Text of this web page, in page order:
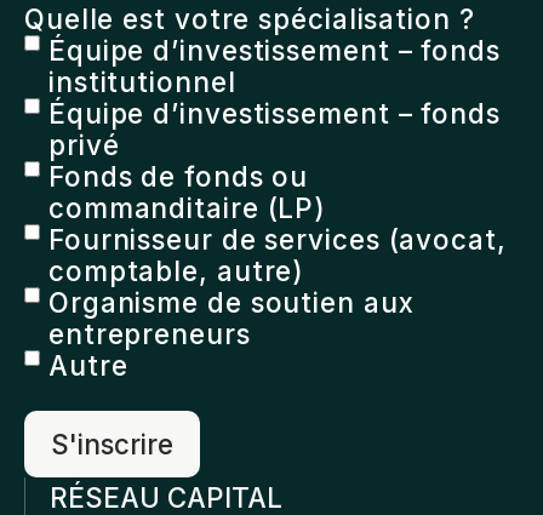
Quelle est votre spécialisation ?
Équipe d’investissement – fonds
institutionnel
Équipe d’investissement – fonds
privé
Fonds de fonds ou
commanditaire (LP)
Fournisseur de services (avocat,
comptable, autre)
Organisme de soutien aux
entrepreneurs
Autre
RÉSEAU CAPITAL